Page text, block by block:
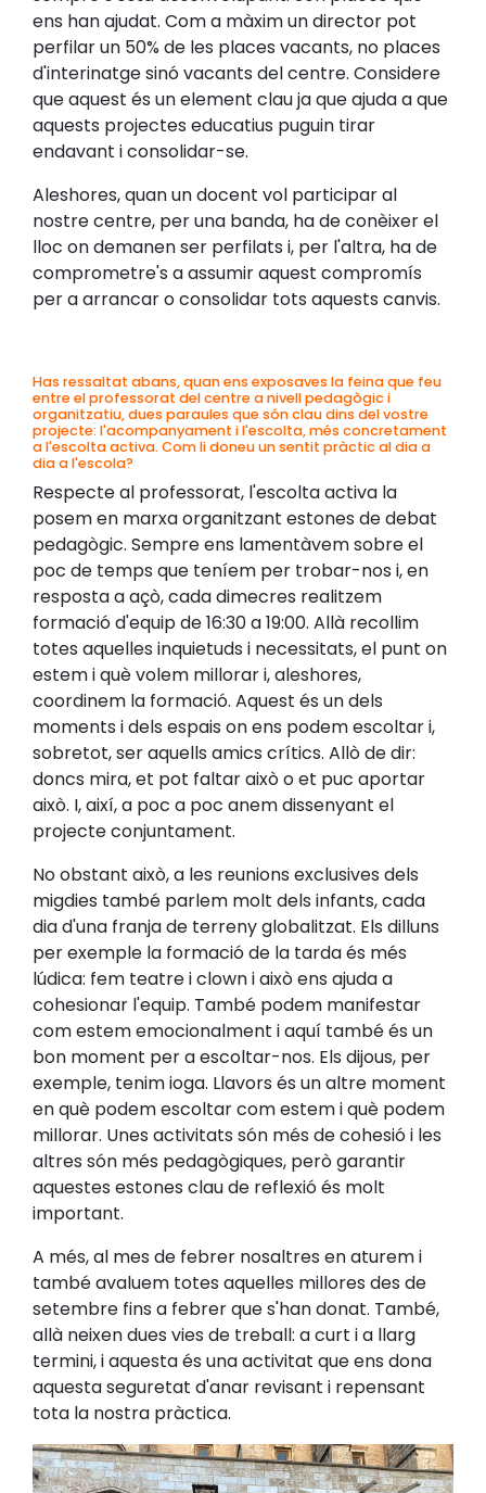
ens han ajudat. Com a màxim un director pot
perfilar un 50% de les places vacants, no places
d'interinatge sinó vacants del centre. Considere
que aquest és un element clau ja que ajuda a que
aquests projectes educatius puguin tirar
endavant i consolidar-se.
Aleshores, quan un docent vol participar al
nostre centre, per una banda, ha de conèixer el
lloc on demanen ser perfilats i, per l'altra, ha de
comprometre's a assumir aquest compromís
per a arrancar o consolidar tots aquests canvis.
Has ressaltat abans, quan ens exposaves la feina que feu
entre el professorat del centre a nivell pedagògic i
organitzatiu, dues paraules que són clau dins del vostre
projecte: l'acompanyament i l'escolta, més concretament
a l'escolta activa. Com li doneu un sentit pràctic al dia a
dia a l'escola?
Respecte al professorat, l'escolta activa la
posem en marxa organitzant estones de debat
pedagògic. Sempre ens lamentàvem sobre el
poc de temps que teníem per trobar-nos i, en
resposta a açò, cada dimecres realitzem
formació d'equip de 16:30 a 19:00. Allà recollim
totes aquelles inquietuds i necessitats, el punt on
estem i què volem millorar i, aleshores,
coordinem la formació. Aquest és un dels
moments i dels espais on ens podem escoltar i,
sobretot, ser aquells amics crítics. Allò de dir:
doncs mira, et pot faltar això o et puc aportar
això. I, així, a poc a poc anem dissenyant el
projecte conjuntament.
No obstant això, a les reunions exclusives dels
migdies també parlem molt dels infants, cada
dia d'una franja de terreny globalitzat. Els dilluns
per exemple la formació de la tarda és més
lúdica: fem teatre i clown i això ens ajuda a
cohesionar l'equip. També podem manifestar
com estem emocionalment i aquí també és un
bon moment per a escoltar-nos. Els dijous, per
exemple, tenim ioga. Llavors és un altre moment
en què podem escoltar com estem i què podem
millorar. Unes activitats són més de cohesió i les
altres són més pedagògiques, però garantir
aquestes estones clau de reflexió és molt
important.
A més, al mes de febrer nosaltres en aturem i
també avaluem totes aquelles millores des de
setembre fins a febrer que s'han donat. També,
allà neixen dues vies de treball: a curt i a llarg
termini, i aquesta és una activitat que ens dona
aquesta seguretat d'anar revisant i repensant
tota la nostra pràctica.